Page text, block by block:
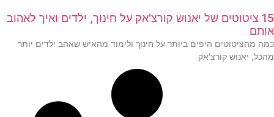
15 ציטוטים של יאנוש קורצ'אק על חינוך, ילדים ואיך לאהוב
אותם
כמה מהציטוטים היפים ביותר על חינוך ולימוד מהאיש שאהב ילדים יותר
מהכל, יאנוש קורצ'אק